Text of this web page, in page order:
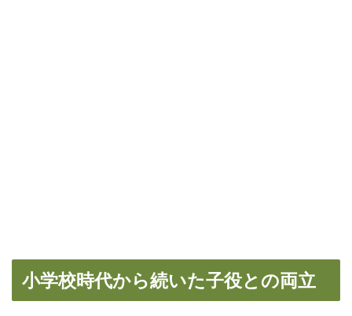
小学校時代から続いた子役との両立